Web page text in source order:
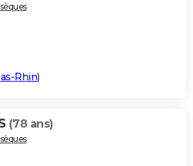
Rhin)
(78 ans)